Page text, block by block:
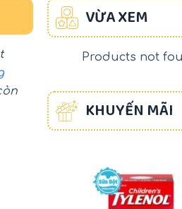
VỪA XEM
Products not
KHUYẾN MÃI